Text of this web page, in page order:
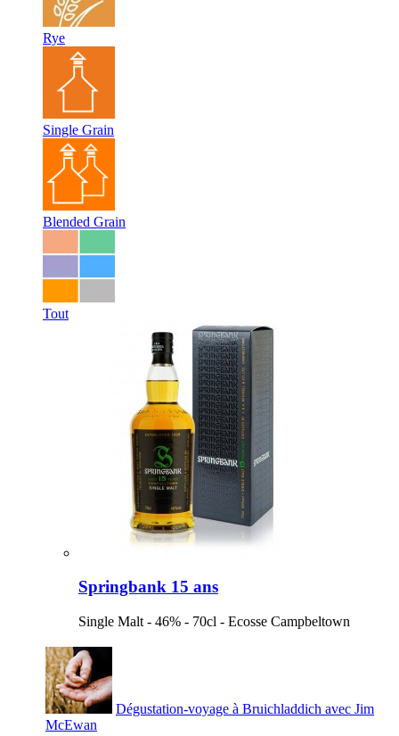
Rye
Single Grain
Blended Grain
Tout
Springbank 15 ans
Single Malt - 46% - 70cl - Ecosse Campbeltown
Dégustation-voyage à Bruichladdich avec Jim
McEwan